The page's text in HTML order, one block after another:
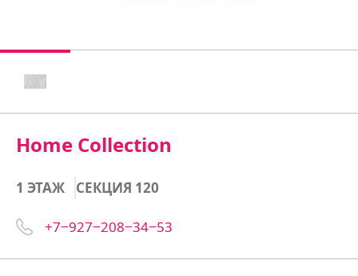
Home Collection
1 ЭТАЖ СЕКЦИЯ 120
+7‒927‒208‒34‒53